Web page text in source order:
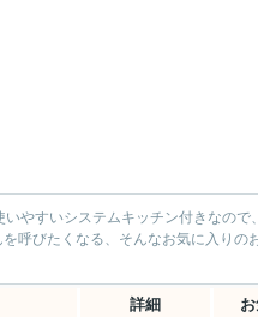
やすいシステムキッチン付きなので
呼びたくなる、そんなお気に入りの
詳細